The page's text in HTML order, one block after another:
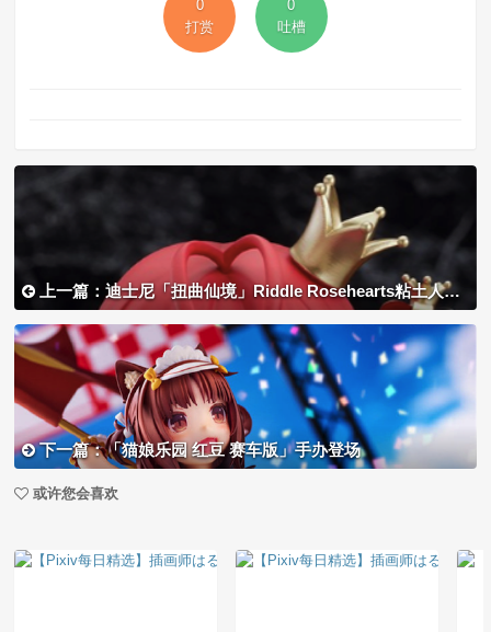
0
打赏
0
吐槽
上一篇：迪士尼「扭曲仙境」Riddle Rosehearts粘土人登场
下一篇：「猫娘乐园 红豆 赛车版」手办登场
或许您会喜欢